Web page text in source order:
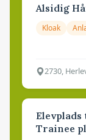
Alsidig
Kloak
2730,
Trainee